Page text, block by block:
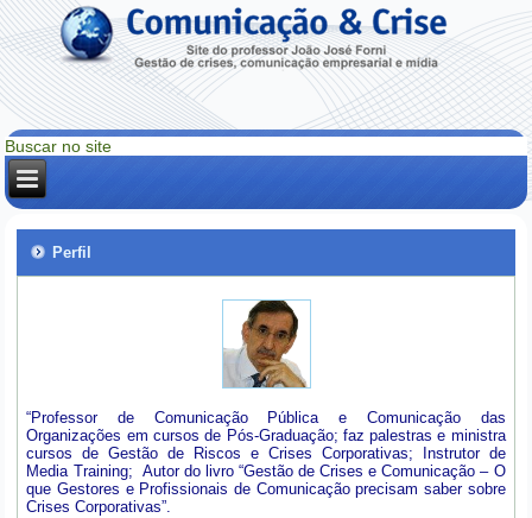
Perfil
“Professor de Comunicação Pública e Comunicação das
Organizações em cursos de Pós-Graduação; faz palestras e ministra
cursos de Gestão de Riscos e Crises Corporativas; Instrutor de
Media Training; Autor do livro “Gestão de Crises e Comunicação – O
que Gestores e Profissionais de Comunicação precisam saber sobre
Crises Corporativas”.